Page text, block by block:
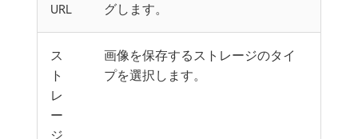
URL
グします。
ス
ト
レ
ー
ジ
画像を保存するストレージのタイ
プを選択します。